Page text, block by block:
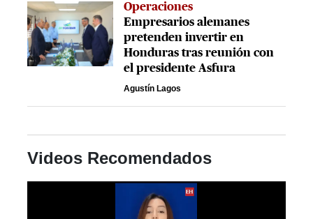
Operaciones
Empresarios alemanes
pretenden invertir en
Honduras tras reunión con
el presidente Asfura
Agustín Lagos
Videos Recomendados